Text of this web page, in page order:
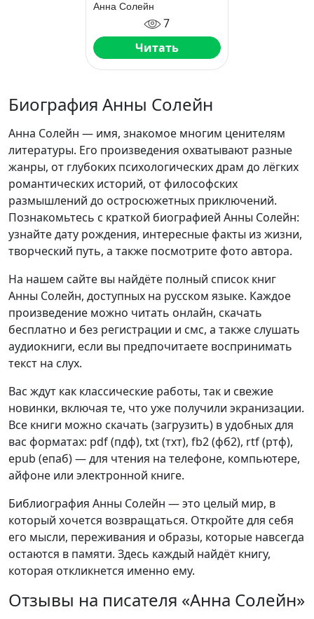
усадьбе
Анна Солейн
7
Читать
Биография Анны Солейн
Анна Солейн — имя, знакомое многим ценителям
литературы. Его произведения охватывают разные
жанры, от глубоких психологических драм до лёгких
романтических историй, от философских
размышлений до остросюжетных приключений.
Познакомьтесь с краткой биографией Анны Солейн:
узнайте дату рождения, интересные факты из жизни,
творческий путь, а также посмотрите фото автора.
На нашем сайте вы найдёте полный список книг
Анны Солейн, доступных на русском языке. Каждое
произведение можно читать онлайн, скачать
бесплатно и без регистрации и смс, а также слушать
аудиокниги, если вы предпочитаете воспринимать
текст на слух.
Вас ждут как классические работы, так и свежие
новинки, включая те, что уже получили экранизации.
Все книги можно скачать (загрузить) в удобных для
вас форматах: pdf (пдф), txt (тхт), fb2 (фб2), rtf (ртф),
epub (епаб) — для чтения на телефоне, компьютере,
айфоне или электронной книге.
Библиография Анны Солейн — это целый мир, в
который хочется возвращаться. Откройте для себя
его мысли, переживания и образы, которые навсегда
остаются в памяти. Здесь каждый найдёт книгу,
которая откликнется именно ему.
Отзывы на писателя «Анна Солейн»